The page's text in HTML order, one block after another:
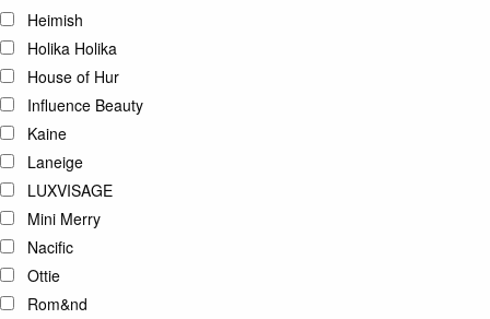
Heimish
Holika Holika
House of Hur
Influence Beauty
Kaine
Laneige
LUXVISAGE
Mini Merry
Nacific
Ottie
Rom&nd